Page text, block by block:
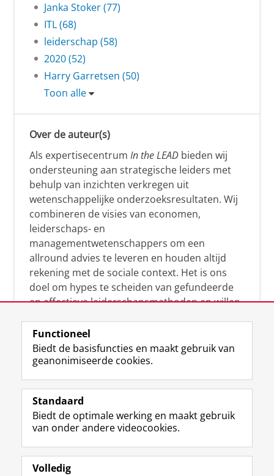
Janka Stoker (77)
ITL (68)
leiderschap (58)
2020 (52)
Harry Garretsen (50)
Toon alle
Over de auteur(s)
Als expertisecentrum In the LEAD bieden wij
ondersteuning aan strategische leiders met
behulp van inzichten verkregen uit
wetenschappelijke onderzoeksresultaten. Wij
combineren de visies van economen,
leiderschaps- en
managementwetenschappers om een
allround advies te leveren en houden altijd
rekening met de sociale context. Het is ons
doel om hypes te scheiden van gefundeerde
en effectieve leiderschapsmethoden en willen
manier te reageren op economische en
maatschappelijke kwesties. Samen tillen wij
het leiderschap in uw organisatie naar een
Functioneel
Biedt de basisfuncties en maakt gebruik van
geanonimiseerde cookies.
Standaard
Biedt de optimale werking en maakt gebruik
van onder andere videocookies.
Volledig